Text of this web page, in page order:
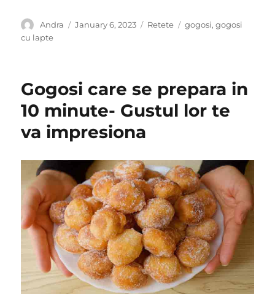
Author
Andra
Posted
January 6, 2023 Categories
Retete Tags
gogosi,gogosi
cu lapte
Gogosi care se prepara in
10 minute- Gustul lor te
va impresiona